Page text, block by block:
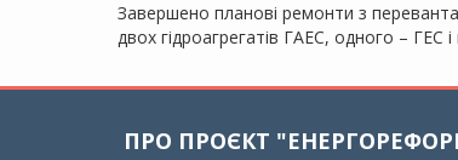
Завершено планові ремонти з
двох гідроагрегатів ГАЕС, одного – ГЕС
ПРО ПРОЄКТ